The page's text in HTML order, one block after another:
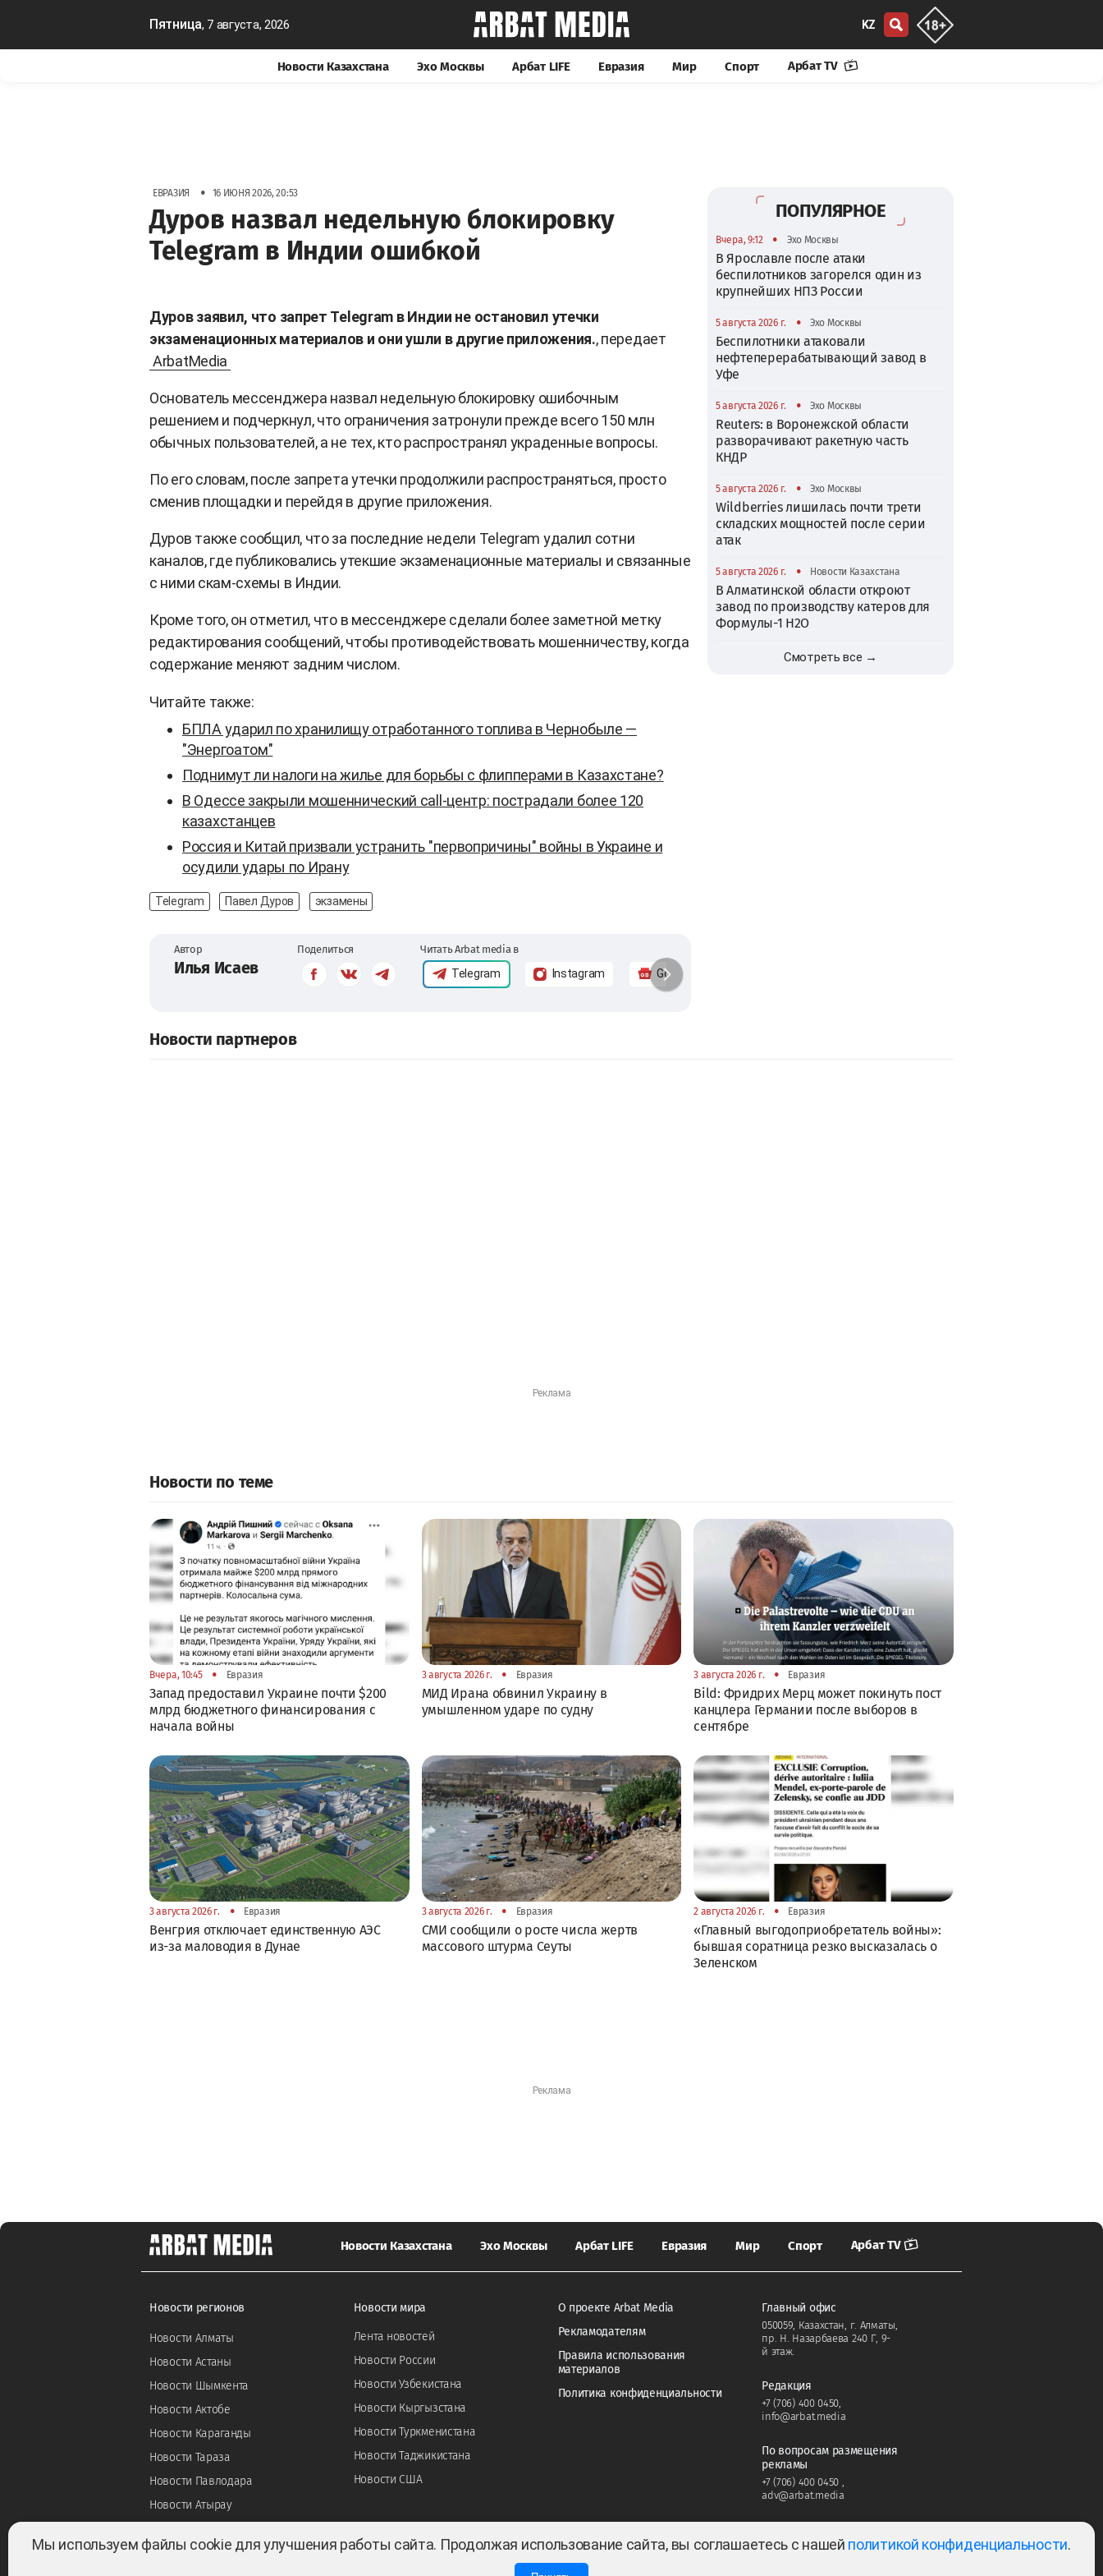
Пятница, 7 августа, 2026 KZ
Новости Казахстана Эхо Москвы Арбат LIFE Евразия Мир Спорт Арбат TV
ЕВРАЗИЯ • 16 ИЮНЯ 2026, 20:53
Дуров назвал недельную блокировку
Telegram в Индии ошибкой
Дуров заявил, что запрет Telegram в Индии не остановил утечки
экзаменационных материалов и они ушли в другие приложения., передает
ArbatMedia
Основатель мессенджера назвал недельную блокировку ошибочным
решением и подчеркнул, что ограничения затронули прежде всего 150 млн
обычных пользователей, а не тех, кто распространял украденные вопросы.
По его словам, после запрета утечки продолжили распространяться, просто
сменив площадки и перейдя в другие приложения.
Дуров также сообщил, что за последние недели Telegram удалил сотни
каналов, где публиковались утекшие экзаменационные материалы и связанные
с ними скам-схемы в Индии.
Кроме того, он отметил, что в мессенджере сделали более заметной метку
редактирования сообщений, чтобы противодействовать мошенничеству, когда
содержание меняют задним числом.
Читайте также:
БПЛА ударил по хранилищу отработанного топлива в Чернобыле —
"Энергоатом"
Поднимут ли налоги на жилье для борьбы с флипперами в Казахстане?
В Одессе закрыли мошеннический call-центр: пострадали более 120
казахстанцев
Россия и Китай призвали устранить "первопричины" войны в Украине и
осудили удары по Ирану
Telegram Павел Дуров экзамены
Автор
Илья Исаев
Поделиться Читать Arbat media в
Telegram Instagram Google News
ПОПУЛЯРНОЕ
Вчера, 9:12 • Эхо Москвы
В Ярославле после атаки
беспилотников загорелся один из
крупнейших НПЗ России
5 августа 2026 г. • Эхо Москвы
Беспилотники атаковали
нефтеперерабатывающий завод в
Уфе
5 августа 2026 г. • Эхо Москвы
Reuters: в Воронежской области
разворачивают ракетную часть
КНДР
5 августа 2026 г. • Эхо Москвы
Wildberries лишилась почти трети
складских мощностей после серии
атак
5 августа 2026 г. • Новости Казахстана
В Алматинской области откроют
завод по производству катеров для
Формулы-1 H2O
Смотреть все →
Новости партнеров
Новости по теме
Вчера, 10:45 • Евразия
Запад предоставил Украине почти $200
млрд бюджетного финансирования с
начала войны
3 августа 2026 г. • Евразия
МИД Ирана обвинил Украину в
умышленном ударе по судну
3 августа 2026 г. • Евразия
Bild: Фридрих Мерц может покинуть пост
канцлера Германии после выборов в
сентябре
3 августа 2026 г. • Евразия
Венгрия отключает единственную АЭС
из-за маловодия в Дунае
3 августа 2026 г. • Евразия
СМИ сообщили о росте числа жертв
массового штурма Сеуты
2 августа 2026 г. • Евразия
«Главный выгодоприобретатель войны»:
бывшая соратница резко высказалась о
Зеленском
Новости Казахстана Эхо Москвы Арбат LIFE Евразия Мир Спорт Арбат TV
Новости регионов
Новости Алматы
Новости Астаны
Новости Шымкента
Новости Актобе
Новости Караганды
Новости Тараза
Новости Павлодара
Новости Атырау
Новости мира
Лента новостей
Новости России
Новости Узбекистана
Новости Кыргызстана
Новости Туркменистана
Новости Таджикистана
Новости США
О проекте Arbat Media
Рекламодателям
Правила использования
материалов
Политика конфиденциальности
Главный офис
050059, Казахстан, г. Алматы,
пр. Н. Назарбаева 240 Г, 9-
й этаж.
Редакция
+7 (706) 400 0450
info@arbat.media
По вопросам размещения
рекламы
+7 (706) 400 0450
adv@arbat.media
Тема:
Мы используем файлы cookie для улучшения работы сайта. Продолжая использование сайта, вы соглашаетесь с нашей политикой конфиденциальности.